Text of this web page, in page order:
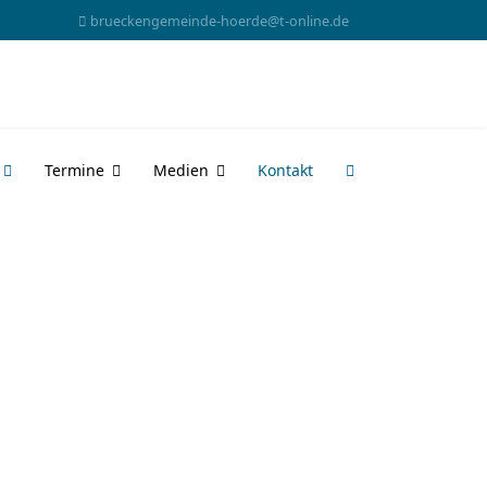
brueckengemeinde-hoerde@t-online.de
Termine Medien Kontakt